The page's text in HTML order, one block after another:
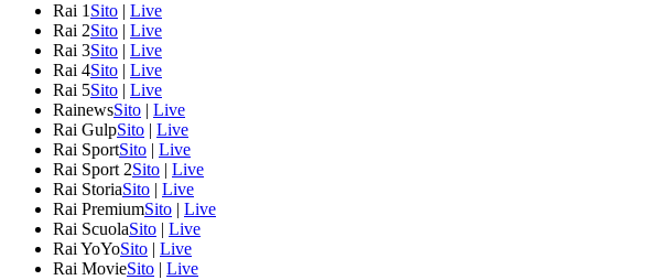
Rai 1 Sito | Live
Rai 2Sito | Live
Rai 3Sito | Live
Rai 4Sito | Live
Rai 5Sito | Live
RainewsSito | Live
Rai GulpSito | Live
Rai SportSito | Live
Rai Sport 2Sito | Live
Rai StoriaSito | Live
Rai PremiumSito | Live
Rai ScuolaSito | Live
Rai YoYoSito | Live
Rai MovieSito | Live